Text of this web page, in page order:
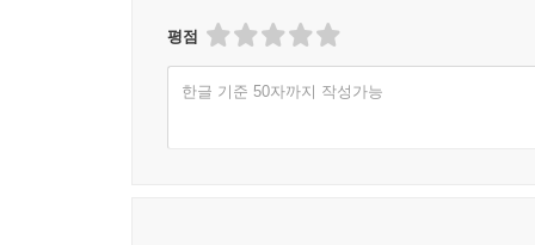
평점
한글 기준 50자까지 작성가능